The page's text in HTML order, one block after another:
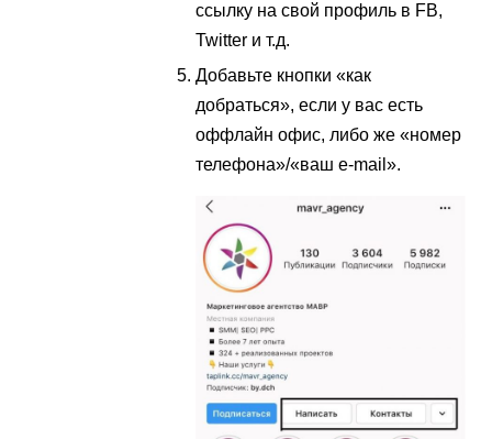
ссылку на свой профиль в FB,
Twitter и т.д.
Добавьте кнопки «как
добраться», если у вас есть
оффлайн офис, либо же «номер
телефона»/«ваш e-mail».